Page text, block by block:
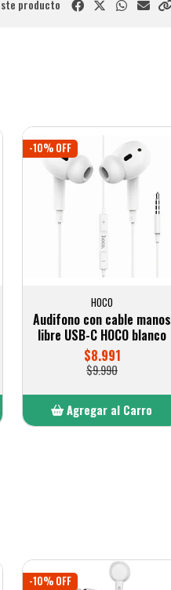
producto
-10% OFF
HOCO
Audifono con cable manos
libre USB-C HOCO blanco
$8.991
$9.990
Agregar al Carro
-10% OFF